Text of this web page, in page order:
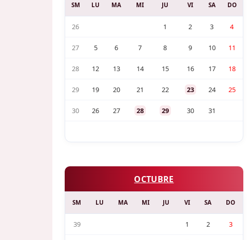
SM LU MA MI JU VI SA DO
26 1 2 3 4
27 5 6 7 8 9 10 11
28 12 13 14 15 16 17 18
29 19 20 21 22 23 24 25
30 26 27 28 29 30 31
OCTUBRE
SM LU MA MI JU VI SA DO
39 1 2 3